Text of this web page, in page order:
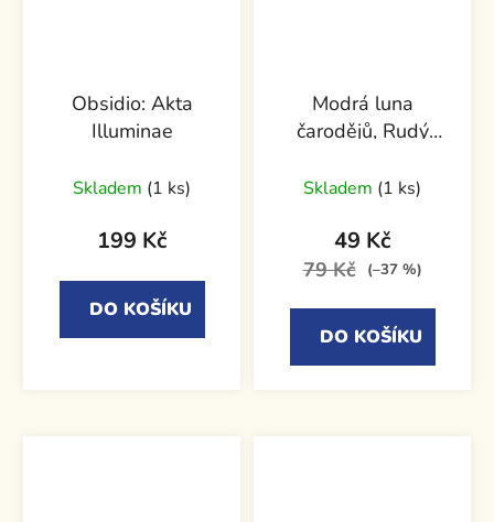
Obsidio: Akta
Illuminae
Skladem (1 ks)
199 Kč
DO KOŠÍKU
Modrá luna
čarodějů, Rudý
Skladem (1 ks)
49 Kč
79 Kč (–37 %)
DO KOŠÍKU